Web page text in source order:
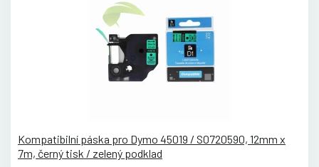
Kompatibilní páska pro Dymo 45019 / S0720590, 12mm x
7m, černý tisk / zelený podklad